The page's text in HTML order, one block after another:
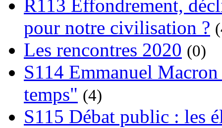
R113 Effondrement,
pour notre civilisation ?
Les rencontres 2020 (0)
S114 Emmanuel
temps" (4)
S115 Débat public : les